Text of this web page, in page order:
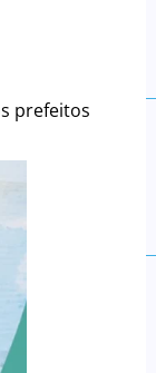
prefeitos